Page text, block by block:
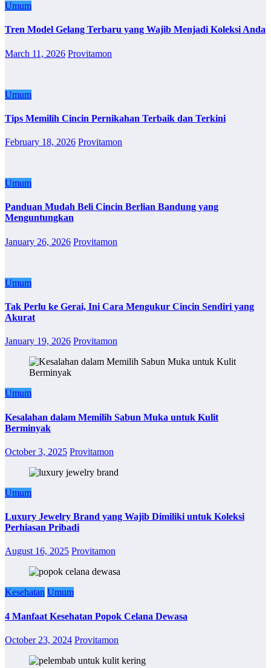
Umum
Tren Model Gelang Terbaru yang Wajib Menjadi Koleksi Anda
March 11, 2026 Provitamon
Umum
Tips Memilih Cincin Pernikahan Terbaik dan Terkini
February 18, 2026 Provitamon
Umum
Panduan Mudah Beli Cincin Berlian Bandung yang
Menguntungkan
January 26, 2026 Provitamon
Umum
Tak Perlu ke Gerai, Ini Cara Mengukur Cincin Sendiri yang
Akurat
January 19, 2026 Provitamon
Umum
Kesalahan dalam Memilih Sabun Muka untuk Kulit
Berminyak
October 3, 2025 Provitamon
Umum
Luxury Jewelry Brand yang Wajib Dimiliki untuk Koleksi
Perhiasan Pribadi
August 16, 2025 Provitamon
Kesehatan Umum
4 Manfaat Kesehatan Popok Celana Dewasa
October 23, 2024 Provitamon